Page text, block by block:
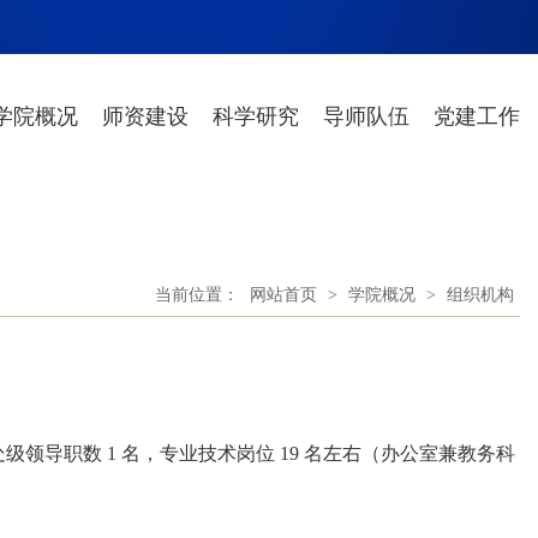
院概况 师资建设 科学研究 导师队伍 党建工作
当前位置： 网站首页 > 学院概况 > 组织机构
领导职数 1 名，专业技术岗位 19 名左右（办公室兼教务科